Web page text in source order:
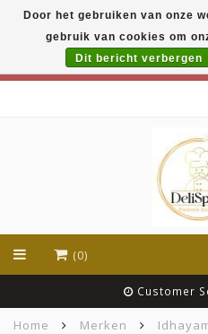
DeliSpice is your online
exclusive brands like
and many
(0)
Customer
Home Merken
Door het gebruiken van onze
gebruik van cookies om
Dit bericht verbergen